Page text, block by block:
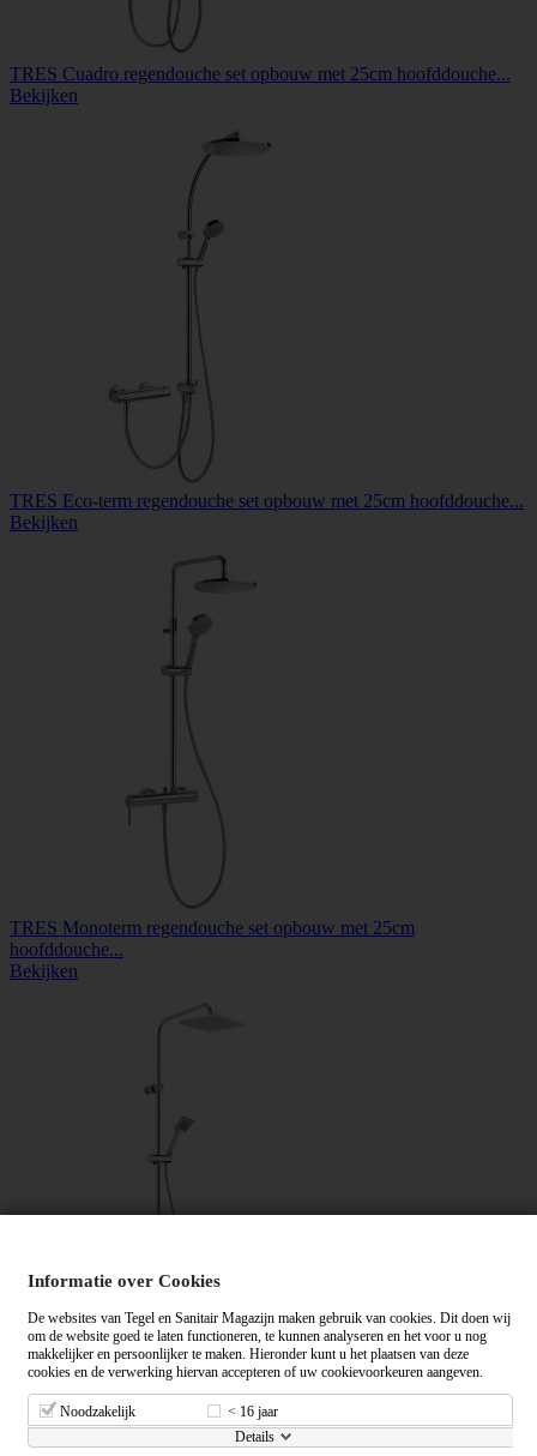
TRES Cuadro regendouche set opbouw met 25cm hoofddouche...
Bekijken
TRES Eco-term regendouche set opbouw met 25cm hoofddouche...
Bekijken
TRES Monoterm regendouche set opbouw met 25cm
hoofddouche...
Bekijken
TRES Lex regendouche set opbouw met 20cm hoofddouche...
Bekijken
Informatie over Cookies
De websites van Tegel en Sanitair Magazijn maken gebruik van cookies. Dit doen wij
om de website goed te laten functioneren, te kunnen analyseren en het voor u nog
makkelijker en persoonlijker te maken. Hieronder kunt u het plaatsen van deze
cookies en de verwerking hiervan accepteren of uw cookievoorkeuren aangeven.
Noodzakelijk
< 16 jaar
Details